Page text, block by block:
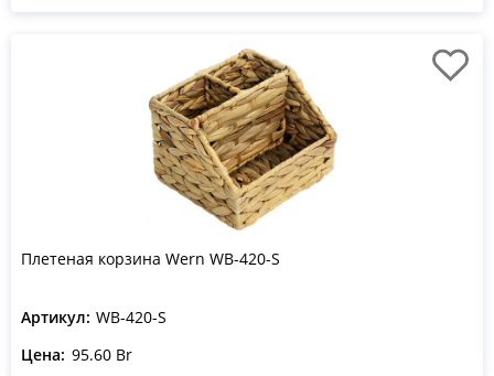
Плетеная корзина Wern WB-420-S
Артикул: WB-420-S
Цена: 95.60 Br